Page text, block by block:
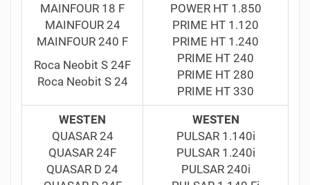
MAINFOUR 18 F
MAINFOUR 24
MAINFOUR 240 F
Roca Neobit S 24F
Roca Neobit S 24
POWER HT 1.850
PRIME HT 1.120
PRIME HT 1.240
PRIME HT 240
PRIME HT 280
PRIME HT 330
WESTEN
QUASAR 24
QUASAR 24F
QUASAR D 24
WESTEN
PULSAR 1.140i
PULSAR 1.240i
PULSAR 240i